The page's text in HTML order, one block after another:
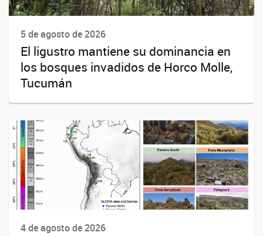
5 de agosto de 2026
El ligustro mantiene su dominancia en
los bosques invadidos de Horco Molle,
Tucumán
4 de agosto de 2026